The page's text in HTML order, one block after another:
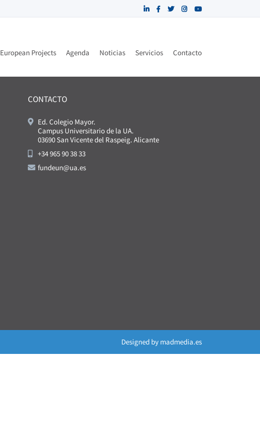
European Projects Agenda Noticias Servicios Contacto
CONTACTO
Ed. Colegio Mayor.
Campus Universitario de la UA.
03690 San Vicente del Raspeig. Alicante
+34 965 90 38 33
fundeun@ua.es
Designed by madmedia.es